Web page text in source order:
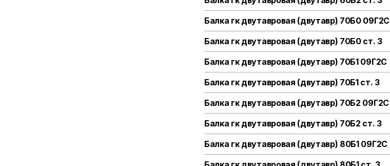
Балка гк двутавровая (двутавр) 70Б0 09Г2С
Балка гк двутавровая (двутавр) 70Б0 ст. 3
Балка гк двутавровая (двутавр) 70Б1 09Г2С
Балка гк двутавровая (двутавр) 70Б1 ст. 3
Балка гк двутавровая (двутавр) 70Б2 09Г2С
Балка гк двутавровая (двутавр) 70Б2 ст. 3
Балка гк двутавровая (двутавр) 80Б1 09Г2С